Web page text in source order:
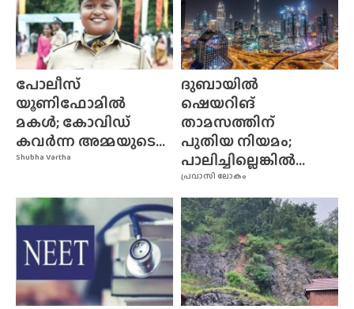
Shubha Vartha
പോലീസ്
യൂണിഫോമിൽ
മകൾ; കോവിഡ്
കവർന്ന അമ്മയുടെ...
പ്രവാസി ലോകം
ദുബായിൽ
ഷെയറിങ്
താമസത്തിന്
പുതിയ നിയമം;
പാലിച്ചില്ലെങ്കിൽ...